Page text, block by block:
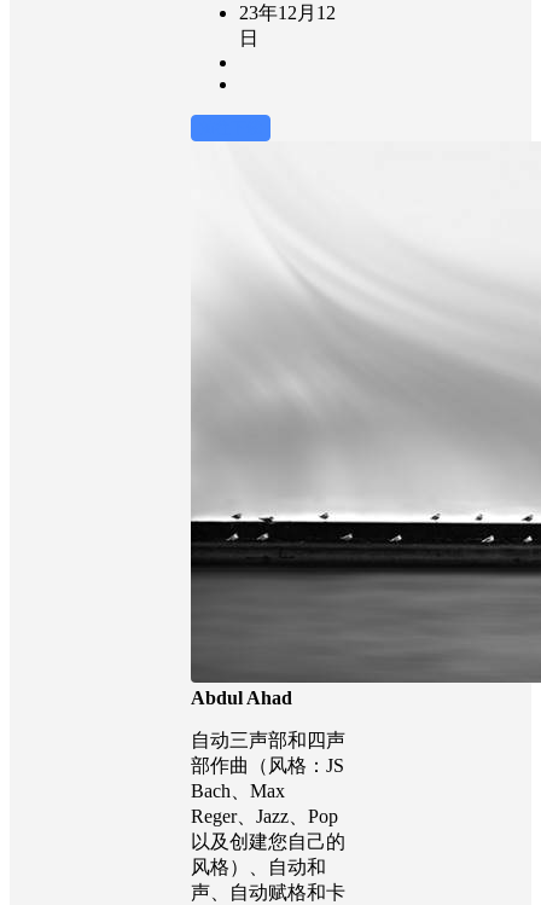
23年12月12
日
Abdul Ahad
自动三声部和四声
部作曲（风格：JS
Bach、Max
Reger、Jazz、Pop
以及创建您自己的
风格）、自动和
声、自动赋格和卡